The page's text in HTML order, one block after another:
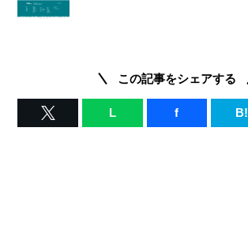
この記事をシェアする
L f B!